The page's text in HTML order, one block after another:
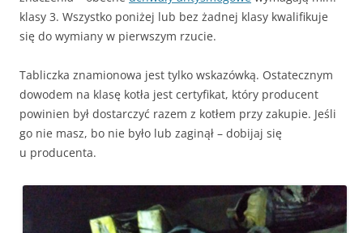
klasy 3. Wszystko poniżej lub bez żadnej klasy kwalifikuje
się do wymiany w pierwszym rzucie.
Tabliczka znamionowa jest tylko wskazówką. Ostatecznym
dowodem na klasę kotła jest certyfikat, który producent
powinien był dostarczyć razem z kotłem przy zakupie. Jeśli
go nie masz, bo nie było lub zaginął – dobijaj się
u producenta.